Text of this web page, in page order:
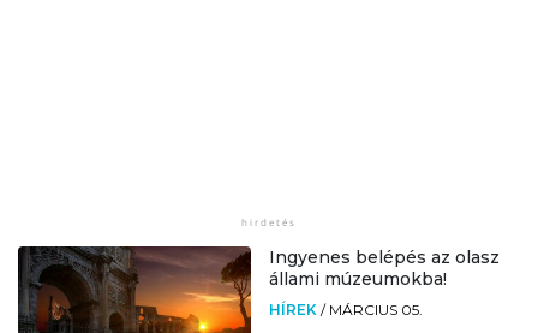
Ingyenes belépés az olasz
állami múzeumokba!
HÍREK / MÁRCIUS 05.